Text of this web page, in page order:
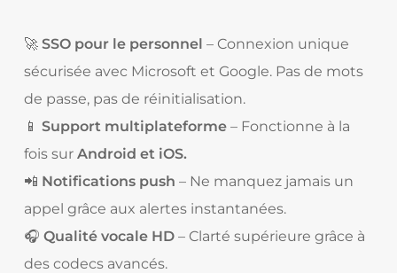
🚀 SSO pour le personnel – Connexion unique
sécurisée avec Microsoft et Google. Pas de mots
de passe, pas de réinitialisation.
📱 Support multiplateforme– Fonctionne à la
fois sur Android et iOS.
📲 Notifications push – Ne manquez jamais un
appel grâce aux alertes instantanées.
🎧 Qualité vocale HD– Clarté supérieure grâce à
des codecs avancés.